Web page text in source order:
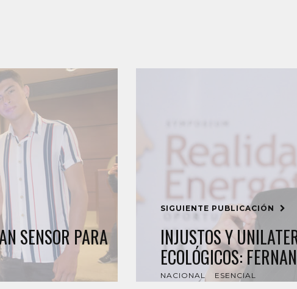
SENSOR PARA
SIGUIENTE PUBLICACIÓN
INJUSTOS Y
ECOLÓGICOS:
NACIONAL ESENCIAL